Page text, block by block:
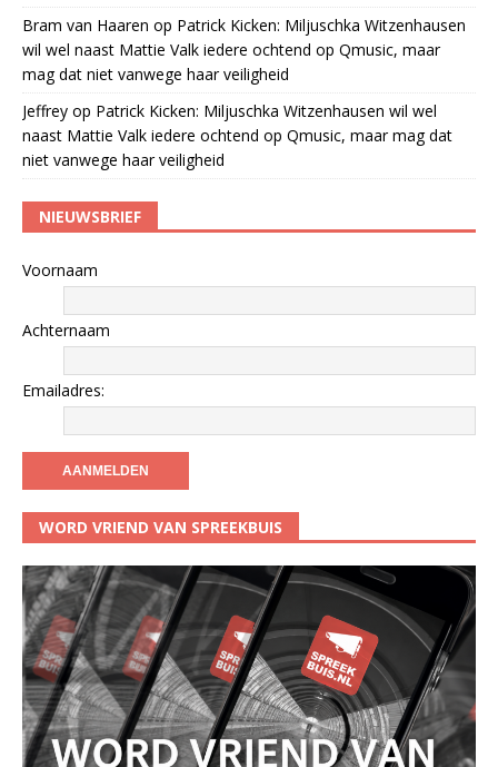
Bram van Haaren op Patrick Kicken: Miljuschka Witzenhausen
wil wel naast Mattie Valk iedere ochtend op Qmusic, maar
mag dat niet vanwege haar veiligheid
Jeffrey op Patrick Kicken: Miljuschka Witzenhausen wil wel
naast Mattie Valk iedere ochtend op Qmusic, maar mag dat
niet vanwege haar veiligheid
NIEUWSBRIEF
Voornaam
Achternaam
Emailadres:
WORD VRIEND VAN SPREEKBUIS